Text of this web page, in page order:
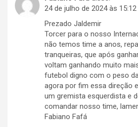
24 de julho de 2024 às 15:12
Prezado Jaldemir
Torcer para o nosso
não temos time a anos,
tranqueiras, que após
voltam ganhando muito
futebol digno com o peso
agora por fim essa direção
um gremista esquerdista e
comandar nosso time,
Fabiano Fafá